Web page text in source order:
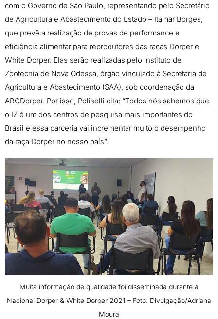
com o Governo de São Paulo, representando pelo Secretário
de Agricultura e Abastecimento do Estado – Itamar Borges,
que prevê a realização de provas de performance e
eficiência alimentar para reprodutores das raças Dorper e
White Dorper. Elas serão realizadas pelo Instituto de
Zootecnia de Nova Odessa, órgão vinculado à Secretaria de
Agricultura e Abastecimento (SAA), sob coordenação da
ABCDorper. Por isso, Poliselli cita: “Todos nós sabemos que
o IZ é um dos centros de pesquisa mais importantes do
Brasil e essa parceria vai incrementar muito o desempenho
da raça Dorper no nosso país”.
Muita informação de qualidade foi disseminada durante a
Nacional Dorper & White Dorper 2021 – Foto: Divulgação/Adriana
Moura